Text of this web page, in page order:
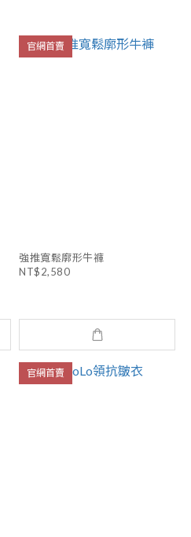
官網首賣
強推寬鬆廓形牛褲
NT$2,580
官網首賣